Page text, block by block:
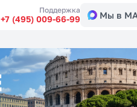
Поддержка
+7 (495) 009-66-99 Мы в